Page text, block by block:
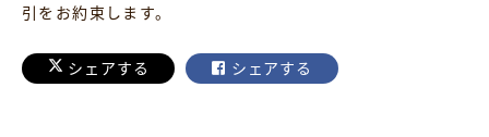
引をお約束します。
シェアする シェアする